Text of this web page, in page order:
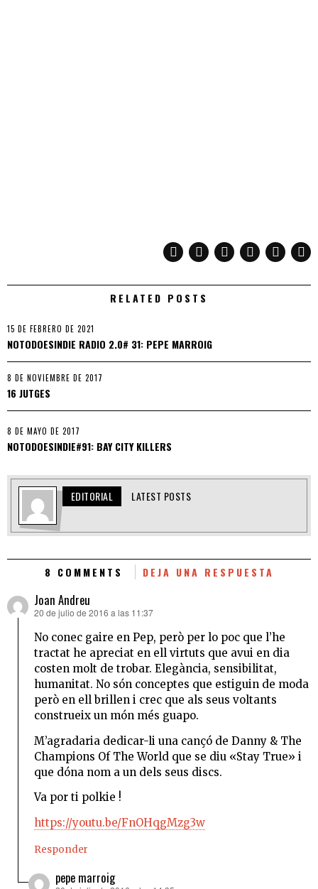
RELATED POSTS
15 DE FEBRERO DE 2021
NOTODOESINDIE RADIO 2.0# 31: PEPE MARROIG
8 DE NOVIEMBRE DE 2017
16 JUTGES
8 DE MAYO DE 2017
NOTODOESINDIE#91: BAY CITY KILLERS
EDITORIAL LATEST POSTS
8 COMMENTS DEJA UNA RESPUESTA
Joan Andreu
dice:
20 de julio de 2016 a las 11:37
No conec gaire en Pep, però per lo poc que l’he
tractat he apreciat en ell virtuts que avui en dia
costen molt de trobar. Elegància, sensibilitat,
humanitat. No són conceptes que estiguin de moda
però en ell brillen i crec que als seus voltants
construeix un món més guapo.
M’agradaria dedicar-li una cançó de Danny & The
Champions Of The World que se diu «Stay True» i
que dóna nom a un dels seus discs.
Va por ti polkie !
https://youtu.be/FnOHqgMzg3w
Responder
pepe marroig